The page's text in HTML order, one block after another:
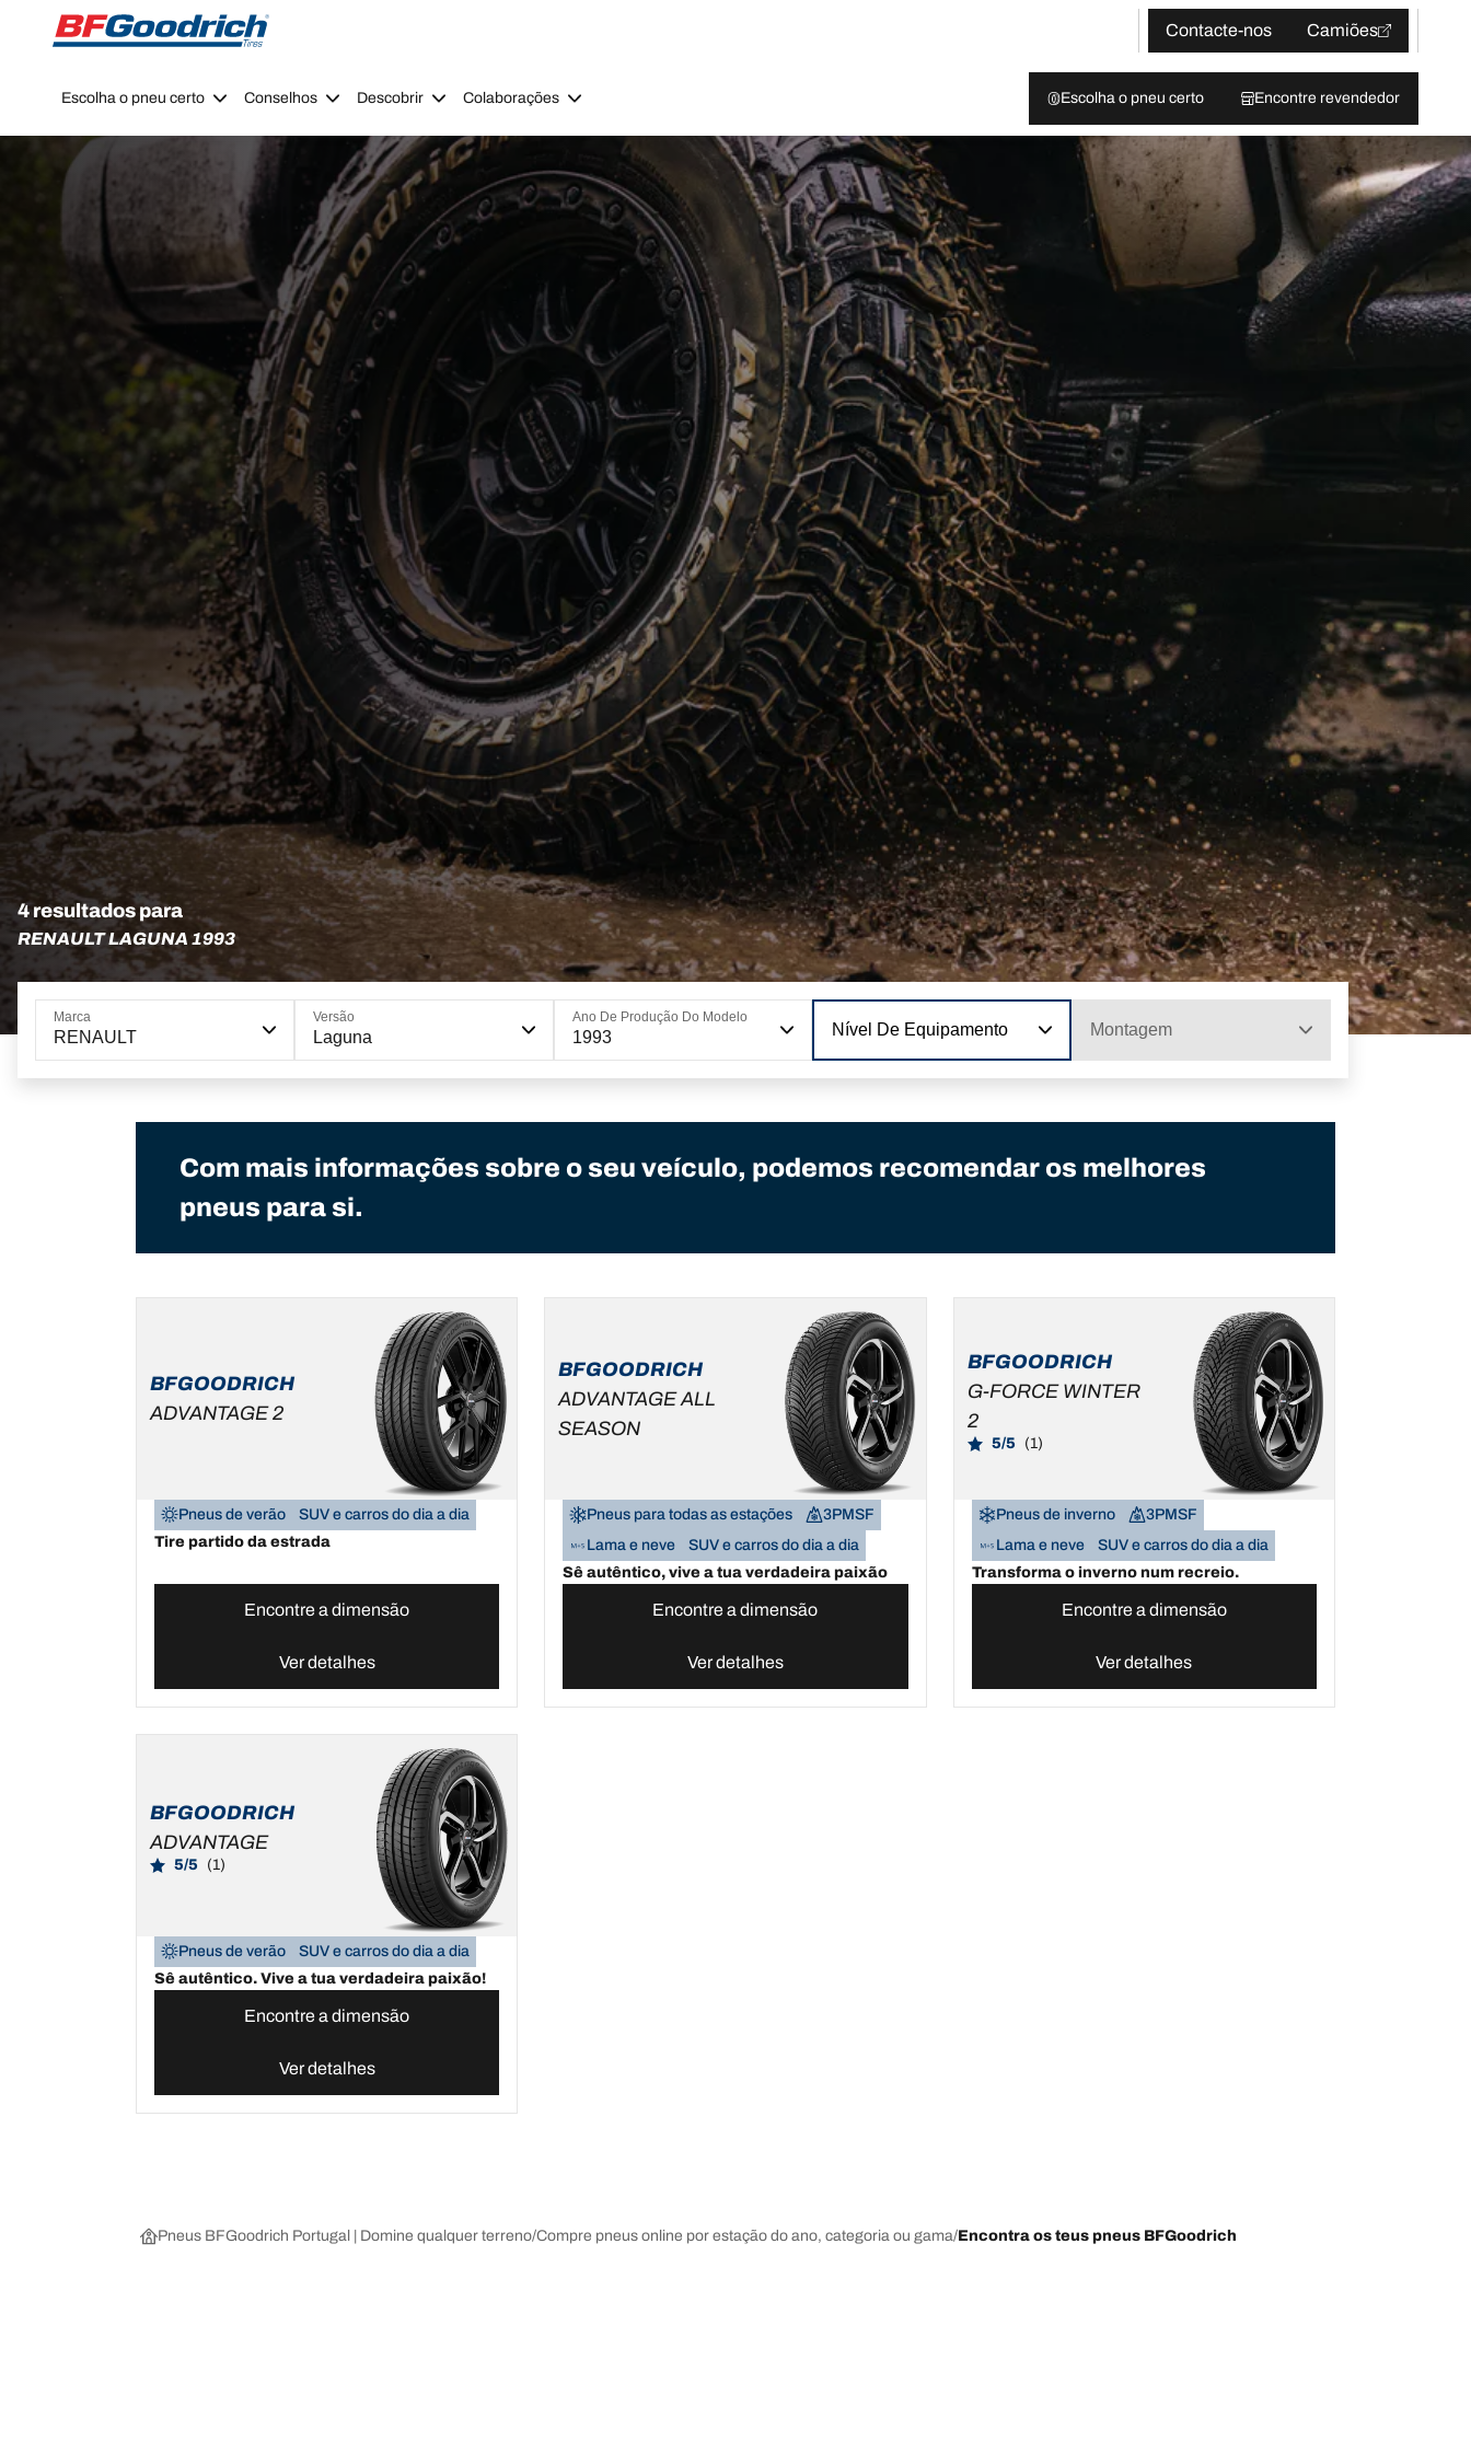
Go to page content
Go to page navigation
Contacte-nos
Camiões
Escolha o pneu certo Conselhos Descobrir Colaborações Escolha o pneu certo Encontre revendedor
4 resultados para
RENAULT LAGUNA 1993
Marca
RENAULT
Versão
Laguna
Ano De Produção Do Modelo
1993 Nível De Equipamento Montagem
Com mais informações sobre o seu veículo, podemos recomendar os melhores
pneus para si.
BFGOODRICH
ADVANTAGE 2
Pneus de verão
SUV e carros do dia a dia
Tire partido da estrada
Encontre a dimensão
Ver detalhes
BFGOODRICH
ADVANTAGE ALL
SEASON
Pneus para todas as estações
3PMSF
Lama e neve
SUV e carros do dia a dia
Sê autêntico, vive a tua verdadeira paixão
Encontre a dimensão
Ver detalhes
BFGOODRICH
G-FORCE WINTER
2
5/5 (1)
Pneus de inverno
3PMSF
Lama e neve
SUV e carros do dia a dia
Transforma o inverno num recreio.
Encontre a dimensão
Ver detalhes
BFGOODRICH
ADVANTAGE
5/5 (1)
Pneus de verão
SUV e carros do dia a dia
Sê autêntico. Vive a tua verdadeira paixão!
Encontre a dimensão
Ver detalhes
Pneus BFGoodrich Portugal | Domine qualquer terreno Compre pneus online por estação do ano, categoria ou gama Encontra os teus pneus BFGoodrich